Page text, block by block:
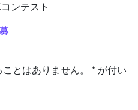
ンテスト
ョン
とはありません。 * が付い